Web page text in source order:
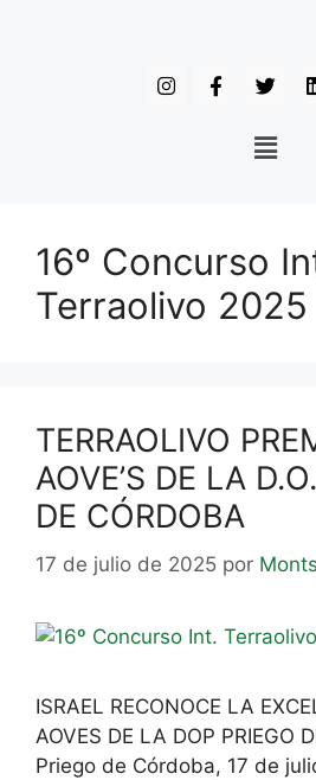
16º Concurso
Terraolivo 2025
TERRAOLIVO
AOVE’S DE LA
DE CÓRDOBA
17 de julio de 2025 por
ISRAEL RECONOCE LA
AOVES DE LA DOP PRIEGO
Priego de Córdoba, 17 de